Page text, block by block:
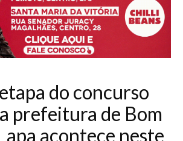
do concurso
prefeitura de Bom
acontece neste